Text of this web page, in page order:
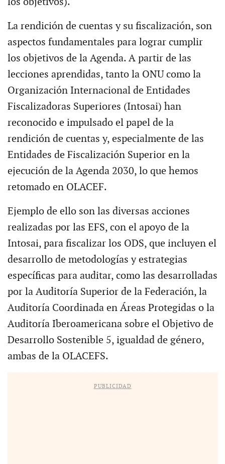
La rendición de cuentas y su fiscalización, son
aspectos fundamentales para lograr cumplir
los objetivos de la Agenda. A partir de las
lecciones aprendidas, tanto la ONU como la
Organización Internacional de Entidades
Fiscalizadoras Superiores (Intosai) han
reconocido e impulsado el papel de la
rendición de cuentas y, especialmente de las
Entidades de Fiscalización Superior en la
ejecución de la Agenda 2030, lo que hemos
retomado en OLACEF.
Ejemplo de ello son las diversas acciones
realizadas por las EFS, con el apoyo de la
Intosai, para fiscalizar los ODS, que incluyen el
desarrollo de metodologías y estrategias
específicas para auditar, como las desarrolladas
por la Auditoría Superior de la Federación, la
Auditoría Coordinada en Áreas Protegidas o la
Auditoría Iberoamericana sobre el Objetivo de
Desarrollo Sostenible 5, igualdad de género,
ambas de la OLACEFS.
PUBLICIDAD